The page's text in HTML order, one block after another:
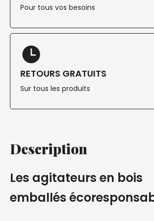
Pour tous vos besoins
RETOURS GRATUITS
Sur tous les produits
Description
Les agitateurs en bois
emballés